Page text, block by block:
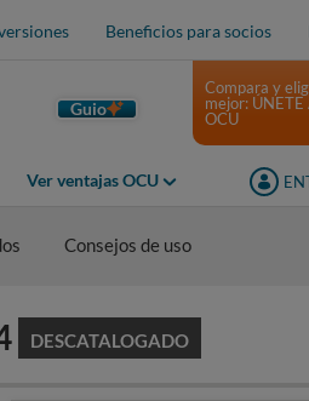
Beneficios para socios
Guio
Ver ventajas OCU
Compara y
mejor: ÚNETE
OCU
Consejos de uso
DESCATALOGADO